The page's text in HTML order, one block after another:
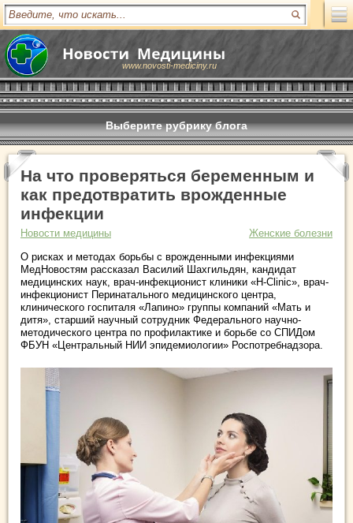
www.novosti-mediciny.ru
Выберите рубрику блога
На что проверяться беременным и
как предотвратить врожденные
инфекции
Новости медицины
Женские болезни
О рисках и методах борьбы с врожденными инфекциями
МедНовостям рассказал Василий Шахгильдян, кандидат
медицинских наук, врач-инфекционист клиники «H-Clinic», врач-
инфекционист Перинатального медицинского центра,
клинического госпиталя «Лапино» группы компаний «Мать и
дитя», старший научный сотрудник Федерального научно-
методического центра по профилактике и борьбе со СПИДом
ФБУН «Центральный НИИ эпидемиологии» Роспотребнадзора.